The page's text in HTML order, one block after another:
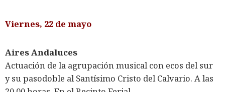
Viernes, 22 de mayo
Aires Andaluces
Actuación de la agrupación musical con ecos del sur
y su pasodoble al Santísimo Cristo del Calvario. A las